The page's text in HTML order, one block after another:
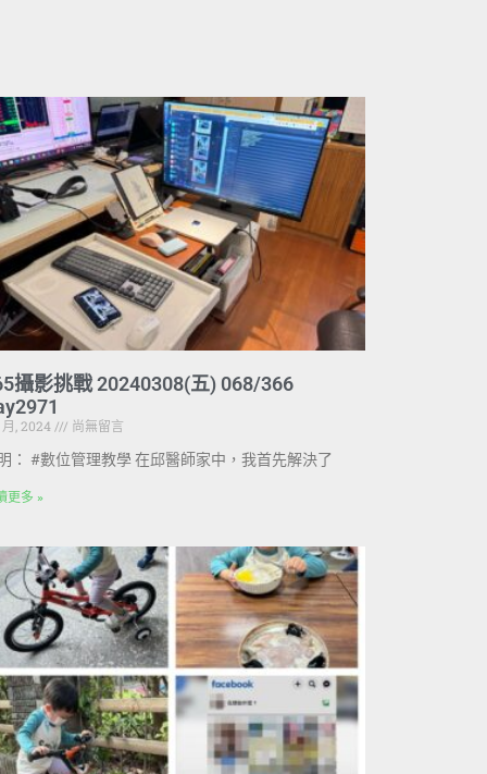
攝影挑戰 20240308(五) 068/366
, 2024
尚無留言
： #數位管理教學 在邱醫師家中，我首先解決了
更多 »